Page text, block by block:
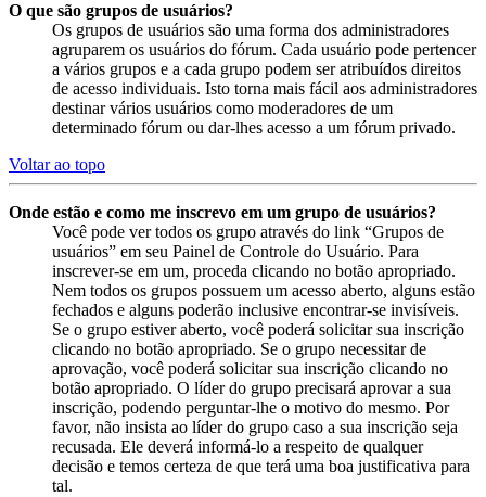
O que são grupos de usuários?
Os grupos de usuários são uma forma dos administradores
agruparem os usuários do fórum. Cada usuário pode pertencer
a vários grupos e a cada grupo podem ser atribuídos direitos
de acesso individuais. Isto torna mais fácil aos administradores
destinar vários usuários como moderadores de um
determinado fórum ou dar-lhes acesso a um fórum privado.
Voltar ao topo
Onde estão e como me inscrevo em um grupo de usuários?
Você pode ver todos os grupo através do link “Grupos de
usuários” em seu Painel de Controle do Usuário. Para
inscrever-se em um, proceda clicando no botão apropriado.
Nem todos os grupos possuem um acesso aberto, alguns estão
fechados e alguns poderão inclusive encontrar-se invisíveis.
Se o grupo estiver aberto, você poderá solicitar sua inscrição
clicando no botão apropriado. Se o grupo necessitar de
aprovação, você poderá solicitar sua inscrição clicando no
botão apropriado. O líder do grupo precisará aprovar a sua
inscrição, podendo perguntar-lhe o motivo do mesmo. Por
favor, não insista ao líder do grupo caso a sua inscrição seja
recusada. Ele deverá informá-lo a respeito de qualquer
decisão e temos certeza de que terá uma boa justificativa para
tal.